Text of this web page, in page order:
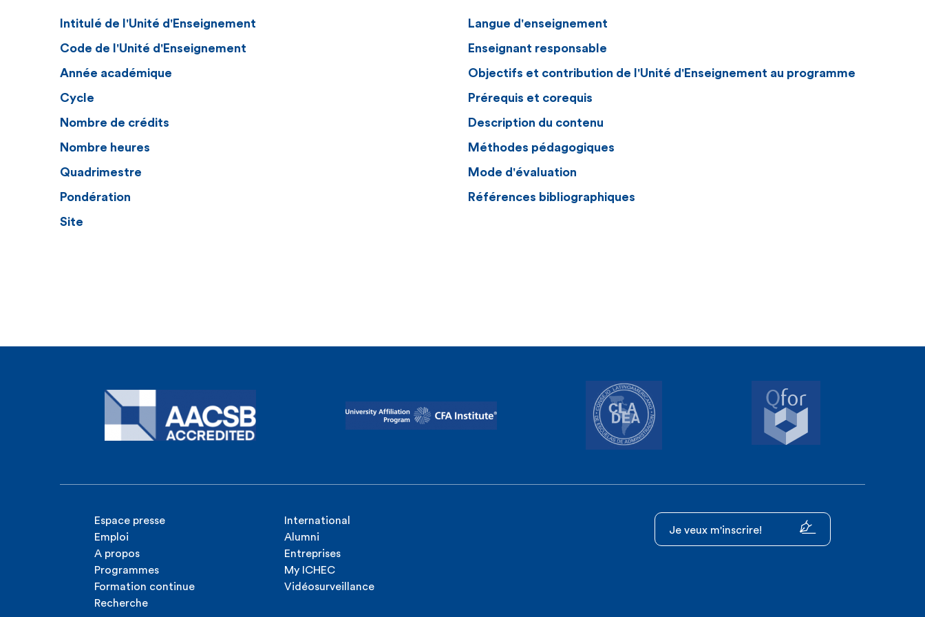
Intitulé de l'Unité d'Enseignement
Code de l'Unité d'Enseignement
Année académique
Cycle
Nombre de crédits
Nombre heures
Quadrimestre
Pondération
Site
Langue d'enseignement
Enseignant responsable
Objectifs et contribution de l'Unité d'Enseignement au programme
Prérequis et corequis
Description du contenu
Méthodes pédagogiques
Mode d'évaluation
Références bibliographiques
Espace presse
Emploi
A propos
Programmes
Formation continue
Recherche
International
Alumni
Entreprises
My ICHEC
Vidéosurveillance
Je veux m'inscrire!